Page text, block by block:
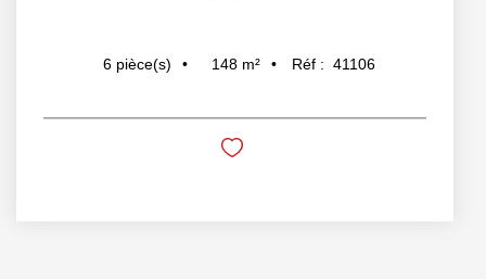
6 pièce(s) 148 m² Réf : 41106